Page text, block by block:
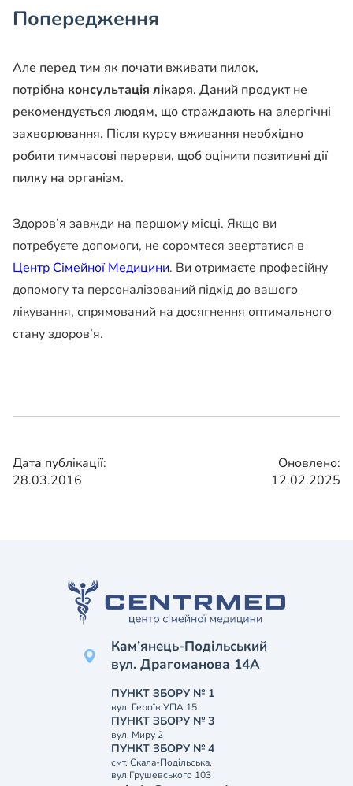
Попередження
Але перед тим як почати вживати пилок,
потрібна консультація лікаря. Даний продукт не
рекомендується людям, що страждають на алергічні
захворювання. Після курсу вживання необхідно
робити тимчасові перерви, щоб оцінити позитивні дії
пилку на організм.
Здоров’я завжди на першому місці. Якщо ви
потребуєте допомоги, не соромтеся звертатися в
Центр Сімейної Медицини. Ви отримаєте професійну
допомогу та персоналізований підхід до вашого
лікування, спрямований на досягнення оптимального
стану здоров’я.
Дата публікації:
28.03.2016
Оновлено:
12.02.2025
Кам’янець-Подільський
вул. Драгоманова 14А
ПУНКТ ЗБОРУ № 1
вул. Героїв УПА 15
ПУНКТ ЗБОРУ № 3
вул. Миру 2
ПУНКТ ЗБОРУ № 4
смт. Скала-Подільська,
вул.Грушевського 103